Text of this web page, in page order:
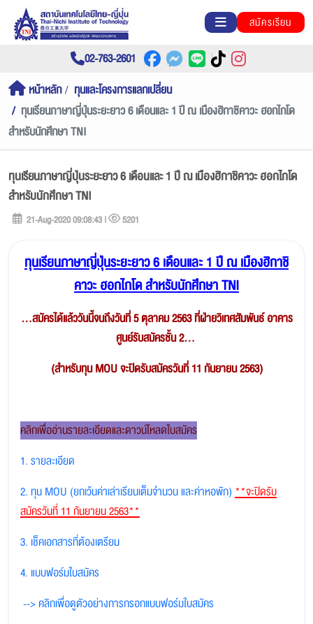
สมัครเรียน
02-763-2601
หน้าหลัก
ทุนและโครงการแลกเปลี่ยน
ทุนเรียนภาษาญี่ปุ่นระยะยาว 6 เดือนและ 1 ปี ณ เมืองฮิกาชิคาวะ ฮอกไกโด
สำหรับนักศึกษา TNI
ทุนเรียนภาษาญี่ปุ่นระยะยาว 6 เดือนและ 1 ปี ณ เมืองฮิกาชิคาวะ ฮอกไกโด
สำหรับนักศึกษา TNI
21-Aug-2020 09:08:43 | 5201
ทุนเรียนภาษาญี่ปุ่นระยะยาว 6 เดือนและ 1 ปี ณ เมืองฮิกาชิ
คาวะ ฮอกไกโด สำหรับนักศึกษา TNI
...สมัครได้แล้ววันนี้จนถึงวันที่ 5 ตุลาคม 2563 ที่ฝ่ายวิเทศสัมพันธ์ อาคาร
ศูนย์รับสมัครชั้น 2...
(สำหรับทุน MOU จะปิดรับสมัครวันที่ 11 กันยายน 2563)
คลิกเพื่ออ่านรายละเอียดและดาวน์โหลดใบสมัคร
1. รายละเอียด
2. ทุน MOU (ยกเว้นค่าเล่าเรียนเต็มจำนวน และค่าหอพัก) **จะปิดรับ
สมัครวันที่ 11 กันยายน 2563**
3. เช็คเอกสารที่ต้องเตรียม
4. แบบฟอร์มใบสมัคร
--> คลิกเพื่อดูตัวอย่างการกรอกแบบฟอร์มใบสมัคร